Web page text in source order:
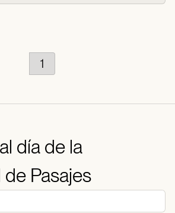
1
día de la
Pasajes